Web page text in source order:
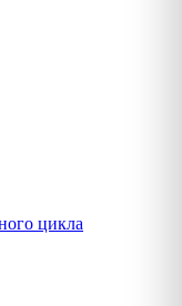
цикла